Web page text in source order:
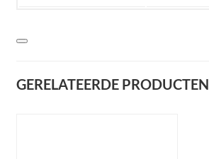
GERELATEERDE PRODUCTEN